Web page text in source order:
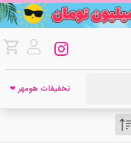
تخفیفات هومهر ❤